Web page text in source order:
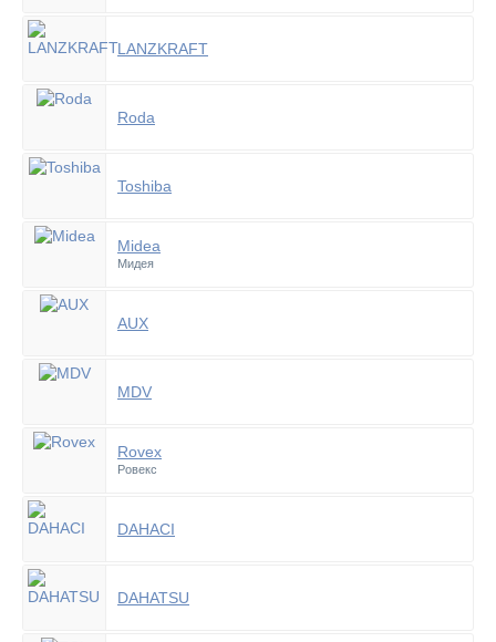
LANZKRAFT
Roda
Toshiba
Midea
Мидея
AUX
MDV
Rovex
Ровекс
DAHACI
DAHATSU